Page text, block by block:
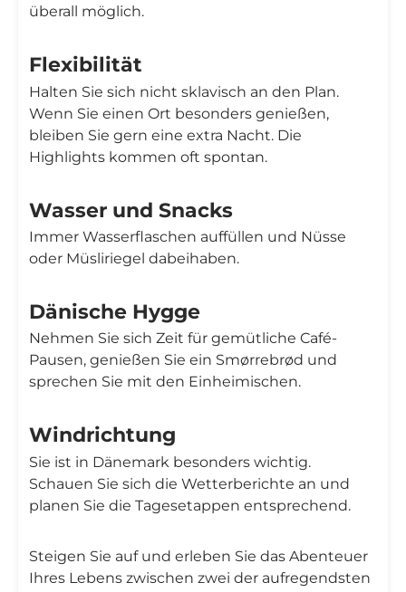
überall möglich.
Flexibilität
Halten Sie sich nicht sklavisch an den Plan.
Wenn Sie einen Ort besonders genießen,
bleiben Sie gern eine extra Nacht. Die
Highlights kommen oft spontan.
Wasser und Snacks
Immer Wasserflaschen auffüllen und Nüsse
oder Müsliriegel dabeihaben.
Dänische Hygge
Nehmen Sie sich Zeit für gemütliche Café-
Pausen, genießen Sie ein Smørrebrød und
sprechen Sie mit den Einheimischen.
Windrichtung
Sie ist in Dänemark besonders wichtig.
Schauen Sie sich die Wetterberichte an und
planen Sie die Tagesetappen entsprechend.
Steigen Sie auf und erleben Sie das Abenteuer
Ihres Lebens zwischen zwei der aufregendsten